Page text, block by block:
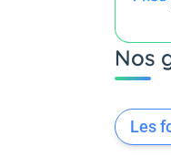
Nos
Les